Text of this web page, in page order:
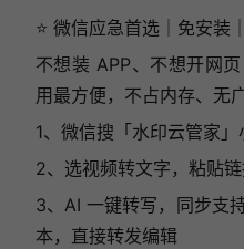
⭐ 微信应急首选｜免安装
不想装 APP、不想开网
用最方便，不占内存、无
1、微信搜「水印云管家
2、选视频转文字，粘贴
3、AI 一键转写，同步支
本，直接转发编辑